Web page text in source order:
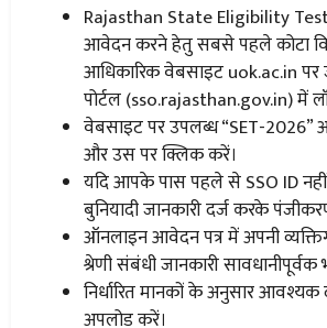
Rajasthan State Eligibility
आवेदन करने हेतु सबसे पहले कोटा
आधिकारिक वेबसाइट uok.ac.in
पोर्टल (sso.rajasthan.gov.in) में
वेबसाइट पर उपलब्ध “SET-
और उस पर क्लिक करें।
यदि आपके पास पहले से SSO ID
बुनियादी जानकारी दर्ज करके
ऑनलाइन आवेदन पत्र में अपनी
श्रेणी संबंधी जानकारी सावधानीपूर्वक
निर्धारित मानकों के अनुसार
अपलोड करें।